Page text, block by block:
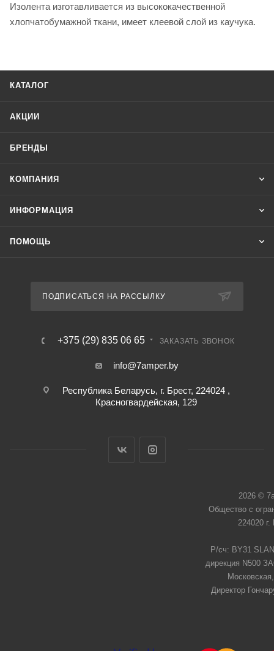
Изолента изготавливается из высококачественной
хлопчатобумажной ткани, имеет клеевой слой из каучука.
КАТАЛОГ
АКЦИИ
БРЕНДЫ
КОМПАНИЯ
ИНФОРМАЦИЯ
ПОМОЩЬ
ПОДПИСАТЬСЯ НА РАССЫЛКУ
+375 (29) 835 06 65 ЗАКАЗАТЬ ЗВОНОК
info@7amper.by
Республика Беларусь, г. Брест, 224024 ,
Красногвардейская, 129
2026 ©
Общество с
224020
Р/сч: BY31
дирекция N500
Директор